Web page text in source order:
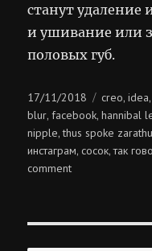
станут удаление
и ушивание или
половых губ.
Posted
on
17/11/2018 creo,idea
blur,facebook,hannibal
nipple,thus spoke
инстаграм,сосок,так
commenton
ганнибал